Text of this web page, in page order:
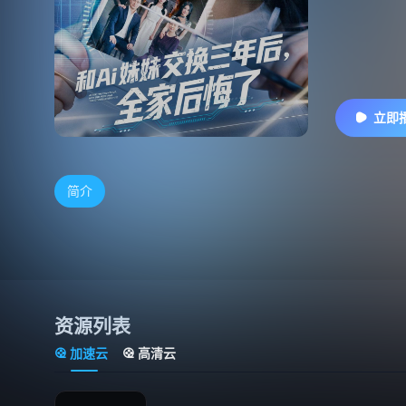
立即
简介
资源列表
加速云 高清云